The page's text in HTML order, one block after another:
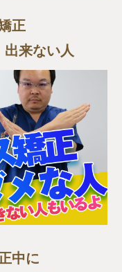
正
来ない人
中に